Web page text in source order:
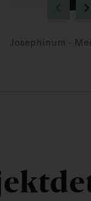
Josephinum -